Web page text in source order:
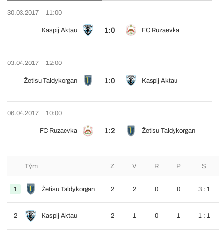
30.03.2017 11:00
Kaspij Aktau 1:0 FC Ruzaevka
03.04.2017 12:00
Žetisu Taldykorgan 1:0 Kaspij Aktau
06.04.2017 10:00
FC Ruzaevka 1:2 Žetisu Taldykorgan
Tým Z V R P S
1 Žetisu Taldykorgan 2 2 0 0 3 : 1
2 Kaspij Aktau 2 1 0 1 1 : 1